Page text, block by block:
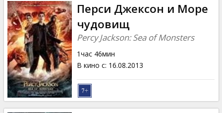
Перси Джексон и Море
чудовищ
Percy Jackson: Sea of Monsters
1час 46мин
В кино с: 16.08.2013